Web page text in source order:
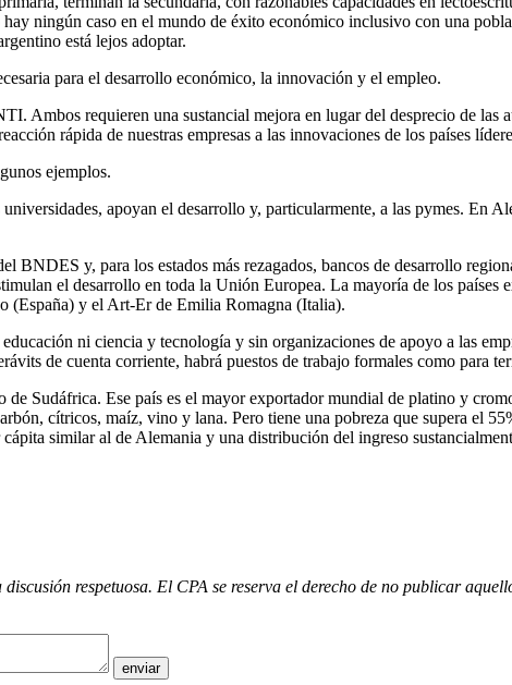
ningún caso en el mundo de éxito económico inclusivo con una
está lejos adoptar.
para el desarrollo económico, la innovación y el empleo.
Ambos requieren una sustancial mejora en lugar del desprecio de las
rápida de nuestras empresas a las innovaciones de los países
ejemplos.
apoyan el desarrollo y, particularmente, a las pymes. En
y, para los estados más rezagados, bancos de desarrollo
el desarrollo en toda la Unión Europea. La mayoría de los países
(España) y el Art-Er de Emilia Romagna (Italia).
ni ciencia y tecnología y sin organizaciones de apoyo a las
de cuenta corriente, habrá puestos de trabajo formales como para
Sudáfrica. Ese país es el mayor exportador mundial de platino y
cítricos, maíz, vino y lana. Pero tiene una pobreza que supera el
similar al de Alemania y una distribución del ingreso
respetuosa. El CPA se reserva el derecho de no publicar